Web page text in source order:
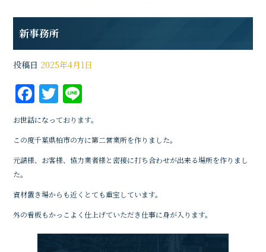
新事務所
投稿日 2025年4月1日
F
a
c
e
b
o
o
k
T
w
it
te
r
n
e
お世話になっております。
この度千葉県柏市の方に第二営業所を作りました。
元請様、お客様、協力業者様と密接に打ち合わせが出来る場所を作りまし
た。
資材置き場からも近くとても重宝しています。
外の看板もかっこよく仕上げていただき仕事に身が入ります。